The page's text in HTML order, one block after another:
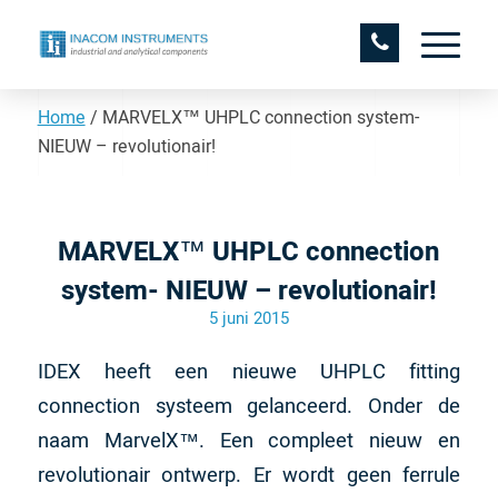
Home / MARVELX™ UHPLC connection system-
NIEUW – revolutionair!
MARVELX™ UHPLC connection
system- NIEUW – revolutionair!
5 juni 2015
IDEX heeft een nieuwe UHPLC fitting
connection systeem gelanceerd. Onder de
naam MarvelX™. Een compleet nieuw en
revolutionair ontwerp. Er wordt geen ferrule